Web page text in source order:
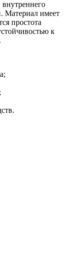
Материал имеет
простота
к